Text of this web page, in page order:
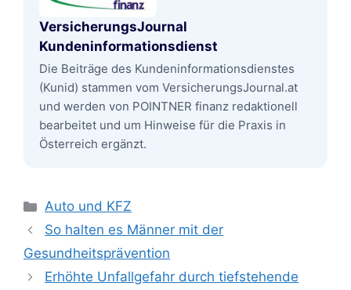
VersicherungsJournal
Kundeninformationsdienst
Die Beiträge des Kundeninformationsdienstes
(Kunid) stammen vom VersicherungsJournal.at
und werden von POINTNER finanz redaktionell
bearbeitet und um Hinweise für die Praxis in
Österreich ergänzt.
Kategorien
Auto und KFZ
So halten es Männer mit der
Gesundheitsprävention
Erhöhte Unfallgefahr durch tiefstehende